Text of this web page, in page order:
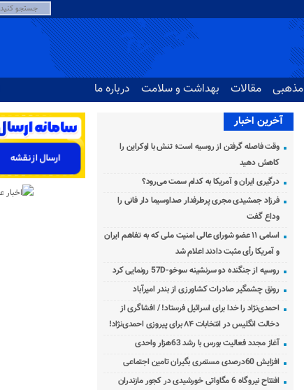
مذهبی مقالات بهداشت و سلامت درباره ما
آخرین اخبار
وقت فاصله گرفتن از روسیه است؛ تنش با اوکراین را
کاهش دهید
درگیری ایران و آمریکا به کدام سمت می‌رود؟
فرزاد جمشیدی مجری پرطرفدار صداوسیما دار فانی را
وداع گفت
اسامی ۱۱ عضو شورای عالی امنیت ملی که به تفاهم ایران
و آمریکا رأی مثبت دادند اعلام شد
روسیه از جنگنده دو سرنشینه سوخو-57D رونمایی کرد
رونق چشمگیر صادرات کشاورزی از بندر امیرآباد
احمدی‌نژاد را خدا برای اسرائیل فرستاد! / افشاگری از
دخالت انگلیس در انتخابات ۸۴ برای پیروزی احمدی‌نژاد!
آغاز مجدد فعالیت بورس با رشد 63هزار واحدی
افزایش 60درصدی مستمری بگیران تامین اجتماعی
افتتاح نیروگاه 6 مگاواتی خورشیدی در کجور مازندران